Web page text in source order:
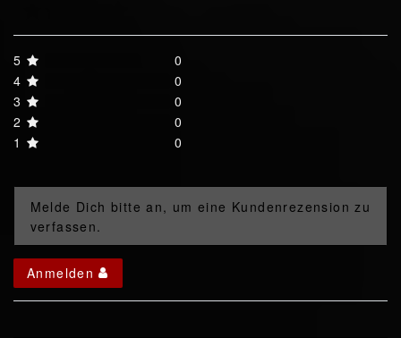
5
0
4
0
3
0
2
0
1
0
Melde Dich bitte an, um eine Kundenrezension zu
verfassen.
Anmelden